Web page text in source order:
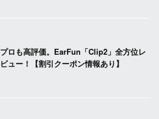
プロも高評価。EarFun「Clip2」全方位レ
ビュー！【割引クーポン情報あり】